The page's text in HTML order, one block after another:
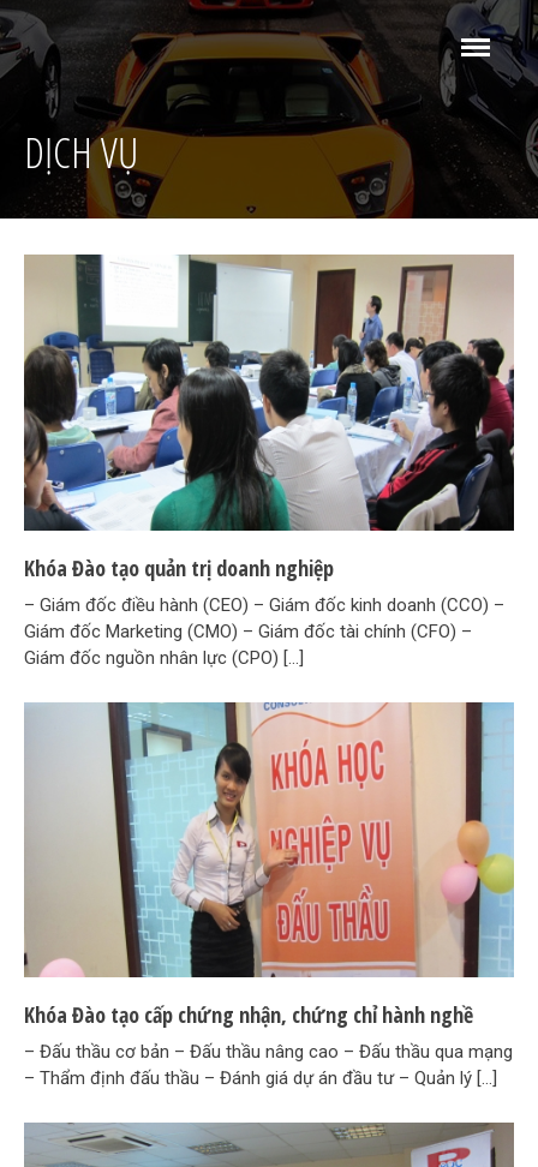
Trang chủ
Giới thiệu
Tầm nhìn sứ mệnh
Nhận diện thương hiệu
Lịch Khai giảng
Dịch vụ
Đào tạo chứng chỉ
Đào tạo quản trị
Tư vấn
Liên hệ
Dịch vụ
Liên hệ
Công ty Cổ phần
Tư vấn, Đào tạo Đấu thầu và Quản lý Kinh tế
DỊCH VỤ
Khóa Đào tạo quản trị doanh nghiệp
– Giám đốc điều hành (CEO) – Giám đốc kinh doanh (CCO) –
Giám đốc Marketing (CMO) – Giám đốc tài chính (CFO) –
Giám đốc nguồn nhân lực (CPO) […]
Khóa Đào tạo cấp chứng nhận, chứng chỉ hành nghề
– Đấu thầu cơ bản – Đấu thầu nâng cao – Đấu thầu qua mạng
– Thẩm định đấu thầu – Đánh giá dự án đầu tư – Quản lý […]